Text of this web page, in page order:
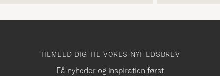
TILMELD DIG TIL VORES NYHEDSBREV
Få nyheder og inspiration først